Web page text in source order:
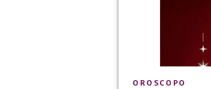
OROSCOPO